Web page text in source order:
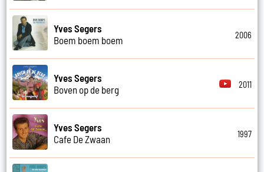
Yves Segers
Boem boem boem
2006
Yves Segers
Boven op de berg
2011
Yves Segers
Cafe De Zwaan
1997